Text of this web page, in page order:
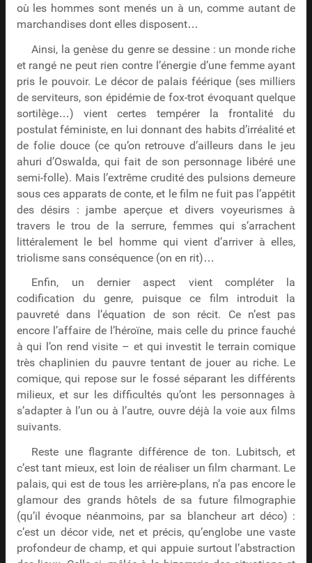
où les hommes sont menés un à un, comme autant de
marchandises dont elles disposent…
Ainsi, la genèse du genre se dessine : un monde riche
et rangé ne peut rien contre l’énergie d’une femme ayant
pris le pouvoir. Le décor de palais féérique (ses milliers
de serviteurs, son épidémie de fox-trot évoquant quelque
sortilège…) vient certes tempérer la frontalité du
postulat féministe, en lui donnant des habits d’irréalité et
de folie douce (ce qu’on retrouve d’ailleurs dans le jeu
ahuri d’Oswalda, qui fait de son personnage libéré une
semi-folle). Mais l’extrême crudité des pulsions demeure
sous ces apparats de conte, et le film ne fuit pas l’appétit
des désirs : jambe aperçue et divers voyeurismes à
travers le trou de la serrure, femmes qui s’arrachent
littéralement le bel homme qui vient d’arriver à elles,
triolisme sans conséquence (on en rit)…
Enfin, un dernier aspect vient compléter la
codification du genre, puisque ce film introduit la
pauvreté dans l’équation de son récit. Ce n’est pas
encore l’affaire de l’héroïne, mais celle du prince fauché
à qui l’on rend visite – et qui investit le terrain comique
très chaplinien du pauvre tentant de jouer au riche. Le
comique, qui repose sur le fossé séparant les différents
milieux, et sur les difficultés qu’ont les personnages à
s’adapter à l’un ou à l’autre, ouvre déjà la voie aux films
suivants.
Reste une flagrante différence de ton. Lubitsch, et
c’est tant mieux, est loin de réaliser un film charmant. Le
palais, qui est de tous les arrière-plans, n’a pas encore le
glamour des grands hôtels de sa future filmographie
(qu’il évoque néanmoins, par sa blancheur art déco) :
c’est un décor vide, net et précis, qu’englobe une vaste
profondeur de champ, et qui appuie surtout l’abstraction